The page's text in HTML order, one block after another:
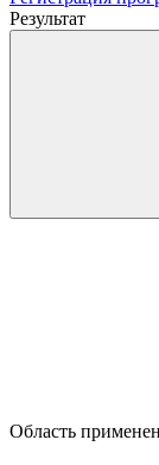
Результат
Область